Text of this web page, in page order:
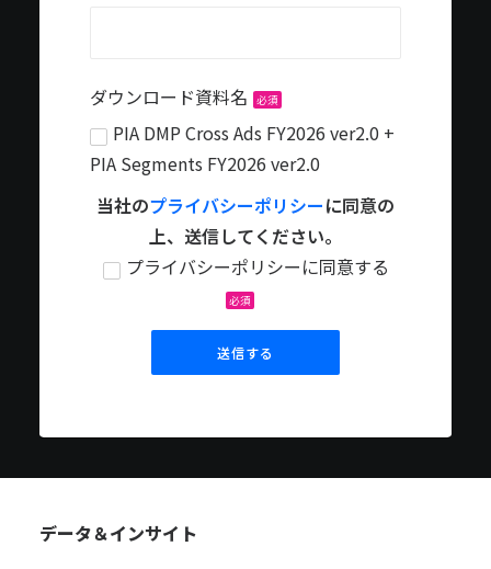
ダウンロード資料名 必須
PIA DMP Cross Ads FY2026 ver2.0 +
PIA Segments FY2026 ver2.0
当社のプライバシーポリシーに同意の
上、送信してください。
プライバシーポリシーに同意する
必須
データ＆インサイト